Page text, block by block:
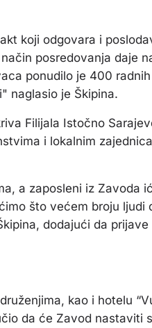
koji odgovara i
posredovanja daje
ponudilo je 400
naglasio je Škipina.
Filijala Istočno
i lokalnim
a zaposleni iz Zavoda
što većem broju ljudi
dodajući da
kao i hotelu
da će Zavod nastaviti